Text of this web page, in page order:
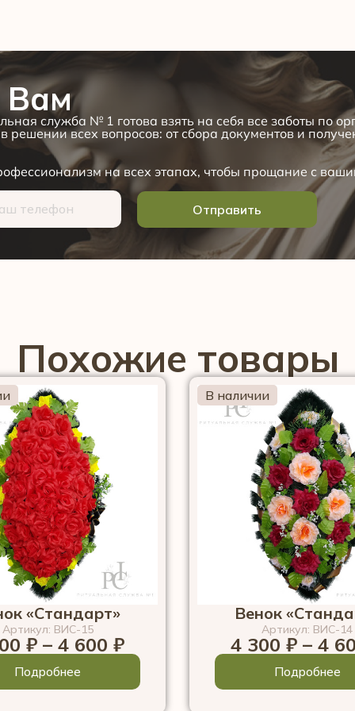
служба № 1 готова взять на себя все заботы по
всех вопросов: от сбора документов и
на всех этапах, чтобы прощание с
Отправить
Похожие товары
«Стандарт»
Артикул: ВИС-15
₽ – 4 600₽
Подробнее
Венок
Артикул: ВИС-14
4 300 ₽ – 4
Подробнее
В наличии